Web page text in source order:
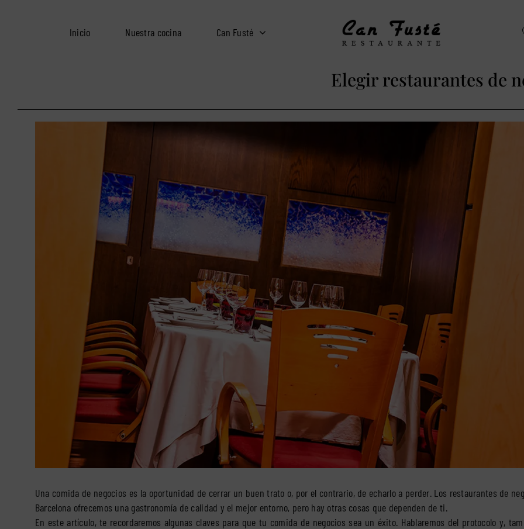
Inicio Nuestra cocina Can Fusté
Elegir restaurantes de
Una comida de negocios es la oportunidad de cerrar un buen trato o, por el contrario, de echarlo a perder. Los restaurantes de
Barcelona ofrecemos una gastronomía de calidad y el mejor entorno, pero hay otras cosas que dependen de ti.
En este artículo, te recordaremos algunas claves para que tu comida de negocios sea un éxito. Hablaremos del protocolo y,